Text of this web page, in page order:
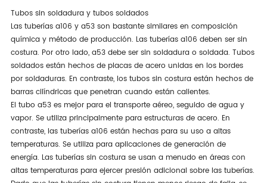
Tubos sin soldadura y tubos soldados
Las tuberías a106 y a53 son bastante similares en composición
química y método de producción. Las tuberías a106 deben ser sin
costura. Por otro lado, a53 debe ser sin soldadura o soldada. Tubos
soldados están hechos de placas de acero unidas en los bordes
por soldaduras. En contraste, los tubos sin costura están hechos de
barras cilíndricas que penetran cuando están calientes.
El tubo a53 es mejor para el transporte aéreo, seguido de agua y
vapor. Se utiliza principalmente para estructuras de acero. En
contraste, las tuberías a106 están hechas para su uso a altas
temperaturas. Se utiliza para aplicaciones de generación de
energía. Las tuberías sin costura se usan a menudo en áreas con
altas temperaturas para ejercer presión adicional sobre las tuberías.